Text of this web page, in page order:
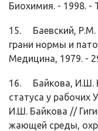
Биохимия. - 1998. -
15. Баевский, Р.М.
грани нормы и
Медицина, 1979. -
16. Байкова, И.Ш.
статуса у рабочих
И.Ш. Байкова //
жающей среды,